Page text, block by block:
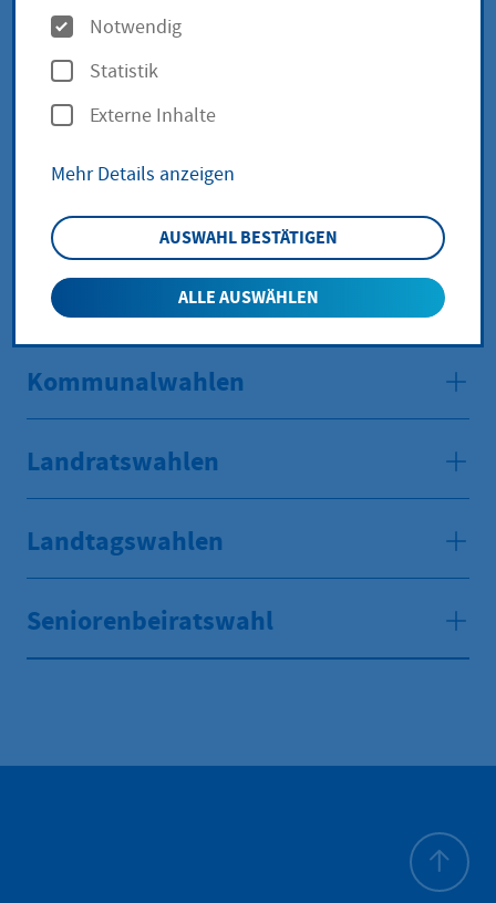
Bundestagswahlen
Direktwahlen zum
Europawahlen
Inklusionsbeiratswahl
Kommunalwahlen
Landratswahlen
Landtagswahlen
Seniorenbeiratswahl
O
p
t
i
e
n
Notwendig
Statistik
Externe Inhalte
Mehr Details anzeigen
AUSWAHL BESTÄTIGEN
ALLE AUSWÄHLEN